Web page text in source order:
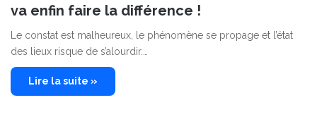
va enfin faire la différence !
Le constat est malheureux, le phénomène se propage et l’état
des lieux risque de s’alourdir.…
Lire la suite »